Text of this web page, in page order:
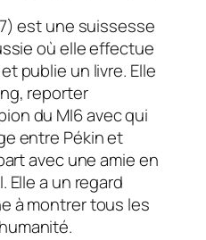
est une suissesse
où elle effectue
publie un livre. Elle
reporter
du MI6 avec qui
entre Pékin et
avec une amie en
Elle a un regard
à montrer tous les